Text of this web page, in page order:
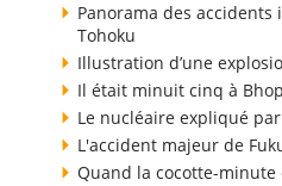
Panorama des
Tohoku
Illustration d’une
Il était minuit cinq à
Le nucléaire expliqué
L'accident majeur de
Quand la cocotte-minute